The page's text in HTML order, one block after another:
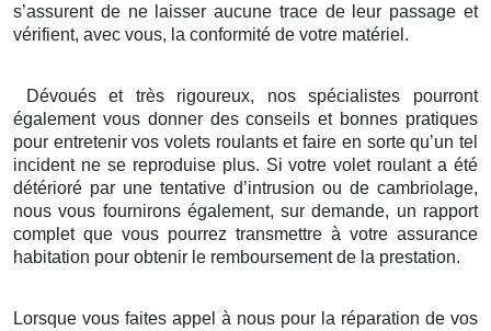
s’assurent de ne laisser aucune trace de leur passage et
vérifient, avec vous, la conformité de votre matériel.
Dévoués et très rigoureux, nos spécialistes pourront
également vous donner des conseils et bonnes pratiques
pour entretenir vos volets roulants et faire en sorte qu’un tel
incident ne se reproduise plus. Si votre volet roulant a été
détérioré par une tentative d’intrusion ou de cambriolage,
nous vous fournirons également, sur demande, un rapport
complet que vous pourrez transmettre à votre assurance
habitation pour obtenir le remboursement de la prestation.
Lorsque vous faites appel à nous pour la réparation de vos